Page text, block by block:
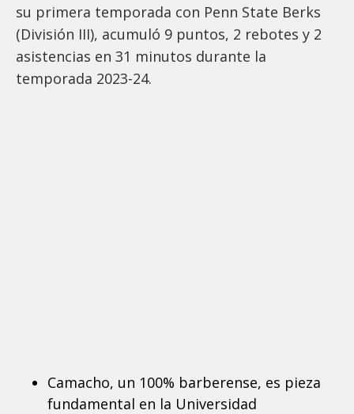
su primera temporada con Penn State Berks
(División III), acumuló 9 puntos, 2 rebotes y 2
asistencias en 31 minutos durante la
temporada 2023-24.
Camacho, un 100% barberense, es pieza
fundamental en la Universidad